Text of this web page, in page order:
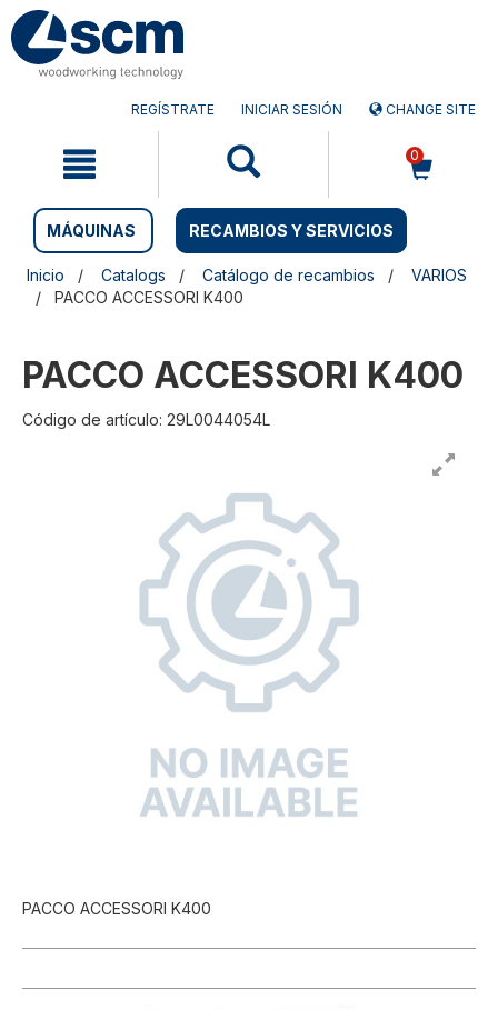
Saltar
contenido
Saltar
menú
REGÍSTRATE INICIAR SESIÓN CHANGE SITE
0
MÁQUINAS RECAMBIOS Y SERVICIOS
Inicio Catalogs Catálogo de recambios
VARIOS
PACCO ACCESSORI K400
PACCO ACCESSORI K400
Código de artículo: 29L0044054L
PACCO ACCESSORI K400